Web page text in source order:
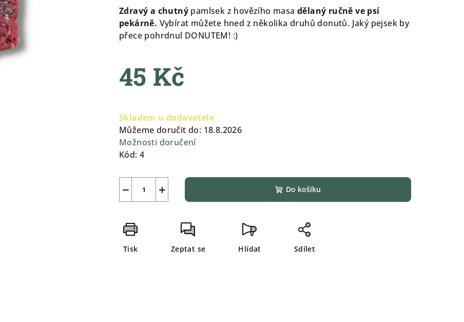
produktu
4,7
z
hvězdiček.
Zdravý a chutný pamlsek z hovězího masa dělaný ručně ve psí
pekárně. Vybírat můžete hned z několika druhů donutů. Jaký pejsek by
přece pohrdnul DONUTEM! :)
45 Kč
cena:
Skladem u dodavatele
Můžeme doručit do: 18.8.2026
Možnosti doručení
Kód: 4
+
− Do košíku
Tisk Zeptat se Hlídat Sdílet